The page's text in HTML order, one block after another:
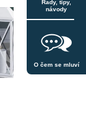
Rady, tipy,
návody
O čem se mluví